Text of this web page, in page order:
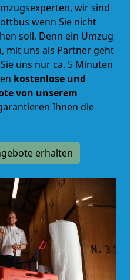
wir sind
wenn Sie nicht
soll. Denn ein Umzug
mit uns als Partner geht
uns nur ca. 5 Minuten
kostenlose und
von unserem
Ihnen die
erhalten